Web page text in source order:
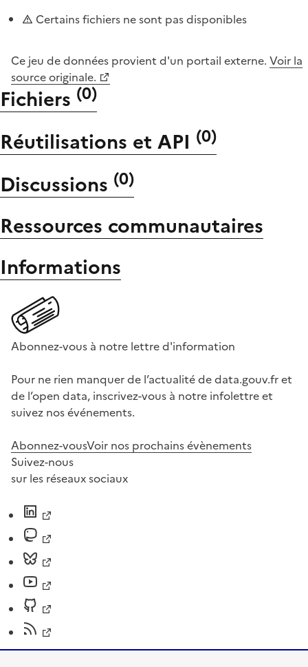
Certains fichiers ne sont pas disponibles
Ce jeu de données provient d'un portail externe. Voir la
source originale.
Fichiers (0)
Réutilisations et API (0)
Discussions (0)
Ressources communautaires
Informations
Abonnez-vous à notre lettre d'information
Pour ne rien manquer de l’actualité de data.gouv.fr et
de l’open data, inscrivez-vous à notre infolettre et
suivez nos événements.
Abonnez-vousVoir nos prochains évènements
Suivez-nous
sur les réseaux sociaux